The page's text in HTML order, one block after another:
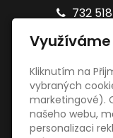
732
Kliknutím na
vybraných
marketingové).
našeho webu,
personalizaci